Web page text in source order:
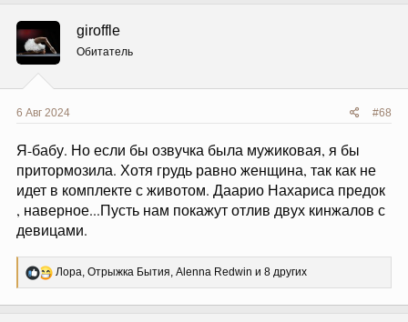
ц
и
:
giroffle
Обитатель
6 Авг 2024 #68
Я-бабу. Но если бы озвучка была мужиковая, я бы
притормозила. Хотя грудь равно женщина, так как не
идет в комплекте с животом. Даарио Нахариса предок
, наверное...Пусть нам покажут отлив двух кинжалов с
девицами.
Р
е
Лора, Отрыжка Бытия, Alenna Redwin и 8 других